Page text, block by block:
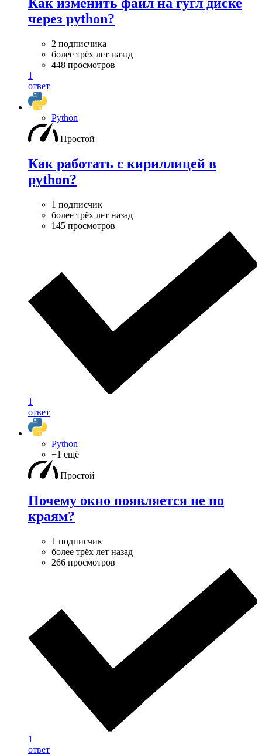
через python?
2 подписчика
более трёх лет назад
448 просмотров
1
ответ
Python
Простой
Как работать с кириллицей в
python?
1 подписчик
более трёх лет назад
145 просмотров
1
ответ
Python
+1 ещё
Простой
Почему окно появляется не по
краям?
1 подписчик
более трёх лет назад
266 просмотров
1
ответ